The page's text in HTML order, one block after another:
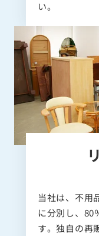
い。
当社は、不用
に分別し、80
す。独自の再